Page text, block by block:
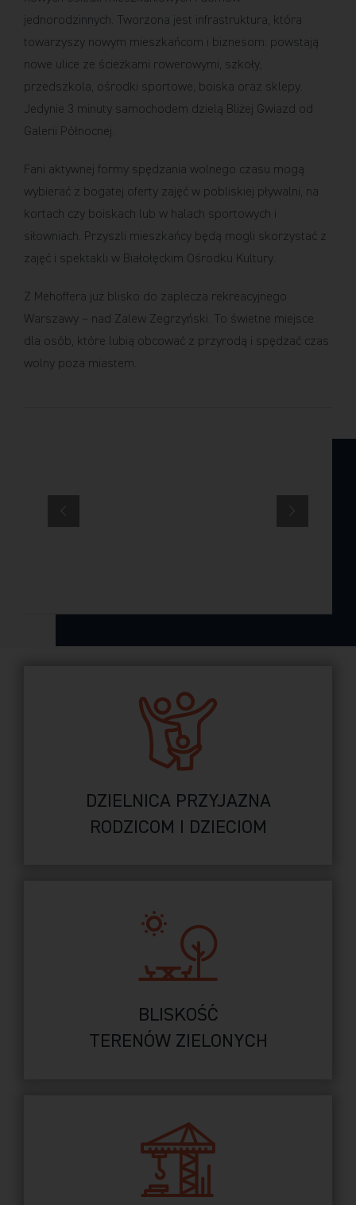
jednorodzinnych. Tworzona jest infrastruktura, która
towarzyszy nowym mieszkańcom i biznesom: powstają
nowe ulice ze ścieżkami rowerowymi, szkoły,
przedszkola, ośrodki sportowe, boiska oraz sklepy.
Jedynie 3 minuty samochodem dzielą Bliżej Gwiazd od
Galerii Północnej.
Fani aktywnej formy spędzania wolnego czasu mogą
wybierać z bogatej oferty zajęć w pobliskiej pływalni, na
kortach czy boiskach lub w halach sportowych i
siłowniach. Przyszli mieszkańcy będą mogli skorzystać z
zajęć i spektakli w Białołęckim Ośrodku Kultury.
Z Mehoffera już blisko do zaplecza rekreacyjnego
Warszawy – nad Zalew Zegrzyński. To świetne miejsce
dla osób, które lubią obcować z przyrodą i spędzać czas
wolny poza miastem.
DZIELNICA PRZYJAZNA
RODZICOM I DZIECIOM
BLISKOŚĆ
TERENÓW ZIELONYCH